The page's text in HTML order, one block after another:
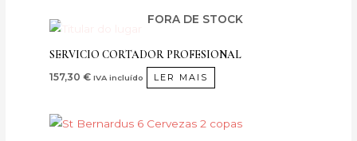
FORA DE STOCK
SERVICIO CORTADOR PROFESIONAL
157,30€ IVA incluído LER MAIS